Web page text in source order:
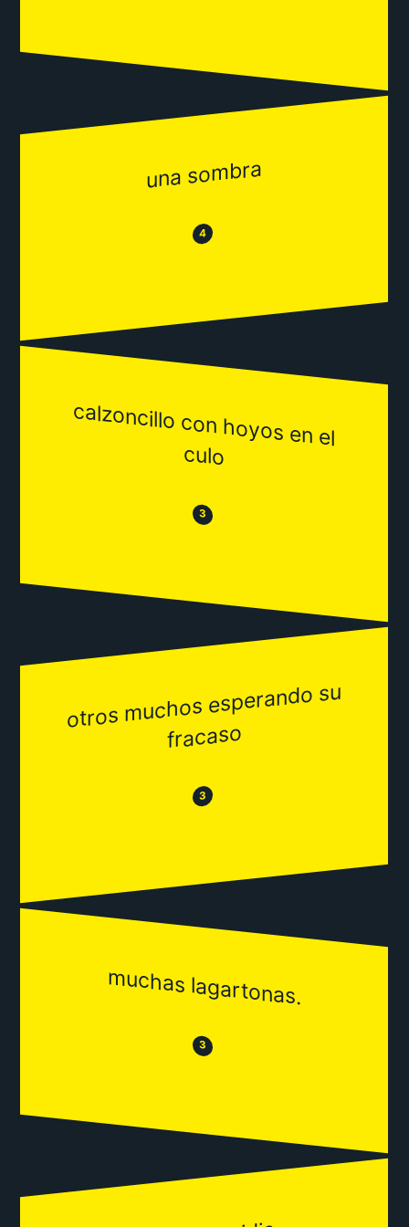
una sombra
😒 4 😂
calzoncillo con hoyos en el
culo
😒 3 😂
otros
muchos esperando su
fracaso
😒 3 😂
muchas lagartonas.
😒 3 😂